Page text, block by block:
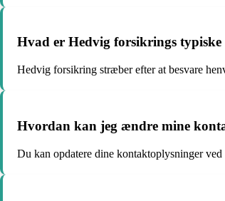
Hvad er Hedvig forsikrings typiske
Hedvig forsikring stræber efter at besvare
Hvordan kan jeg ændre mine
Du kan opdatere dine kontaktoplysninger